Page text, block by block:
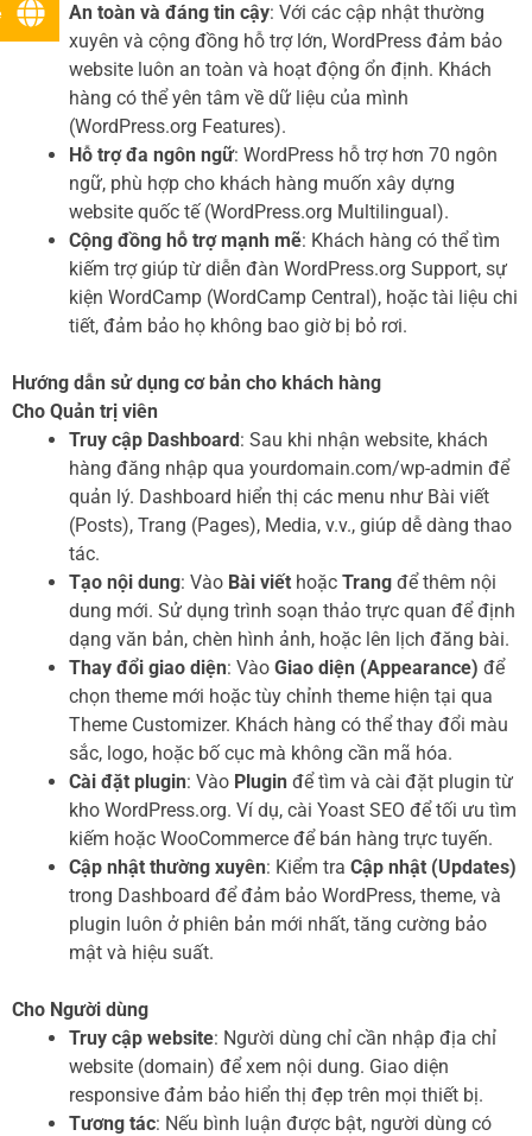
An toàn và đáng tin cậy: Với các cập nhật thường
xuyên và cộng đồng hỗ trợ lớn, WordPress đảm bảo
website luôn an toàn và hoạt động ổn định. Khách
hàng có thể yên tâm về dữ liệu của mình
(WordPress.org Features).
Hỗ trợ đa ngôn ngữ: WordPress hỗ trợ hơn 70 ngôn
ngữ, phù hợp cho khách hàng muốn xây dựng
website quốc tế (WordPress.org Multilingual).
Cộng đồng hỗ trợ mạnh mẽ: Khách hàng có thể tìm
kiếm trợ giúp từ diễn đàn WordPress.org Support, sự
kiện WordCamp (WordCamp Central), hoặc tài liệu chi
tiết, đảm bảo họ không bao giờ bị bỏ rơi.
Hướng dẫn sử dụng cơ bản cho khách hàng
Cho Quản trị viên
Truy cập Dashboard: Sau khi nhận website, khách
hàng đăng nhập qua yourdomain.com/wp-admin để
quản lý. Dashboard hiển thị các menu như Bài viết
(Posts), Trang (Pages), Media, v.v., giúp dễ dàng thao
tác.
Tạo nội dung: Vào Bài viết hoặc Trang để thêm nội
dung mới. Sử dụng trình soạn thảo trực quan để định
dạng văn bản, chèn hình ảnh, hoặc lên lịch đăng bài.
Thay đổi giao diện: Vào Giao diện (Appearance) để
chọn theme mới hoặc tùy chỉnh theme hiện tại qua
Theme Customizer. Khách hàng có thể thay đổi màu
sắc, logo, hoặc bố cục mà không cần mã hóa.
Cài đặt plugin: Vào Plugin để tìm và cài đặt plugin từ
kho WordPress.org. Ví dụ, cài Yoast SEO để tối ưu tìm
kiếm hoặc WooCommerce để bán hàng trực tuyến.
Cập nhật thường xuyên: Kiểm tra Cập nhật (Updates)
trong Dashboard để đảm bảo WordPress, theme, và
plugin luôn ở phiên bản mới nhất, tăng cường bảo
mật và hiệu suất.
Cho Người dùng
Truy cập website: Người dùng chỉ cần nhập địa chỉ
website (domain) để xem nội dung. Giao diện
responsive đảm bảo hiển thị đẹp trên mọi thiết bị.
Tương tác: Nếu bình luận được bật, người dùng có